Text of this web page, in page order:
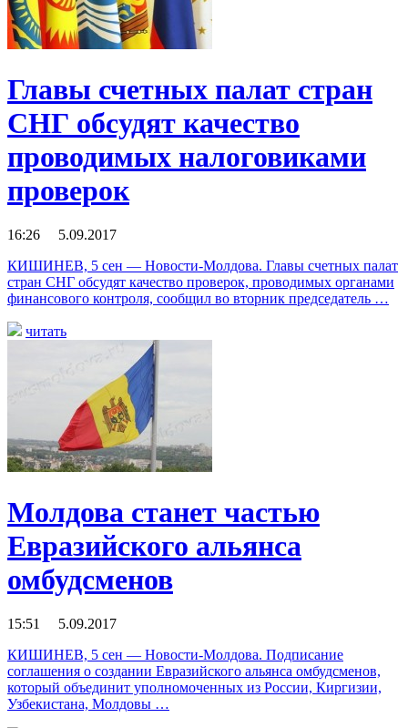
Главы счетных палат стран
СНГ обсудят качество
проводимых налоговиками
проверок
16:26 5.09.2017
КИШИНЕВ, 5 сен — Новости-Молдова. Главы счетных палат
стран СНГ обсудят качество проверок, проводимых органами
финансового контроля, сообщил во вторник председатель …
читать
Молдова станет частью
Евразийского альянса
омбудсменов
15:51 5.09.2017
КИШИНЕВ, 5 сен — Новости-Молдова. Подписание
соглашения о создании Евразийского альянса омбудсменов,
который объединит уполномоченных из России, Киргизии,
Узбекистана, Молдовы …